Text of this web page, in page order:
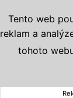
Tento web
reklam a
tohoto